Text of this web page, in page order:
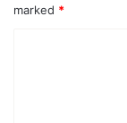
marked *